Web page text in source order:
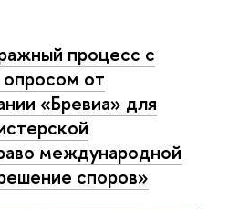
процесс с
от
«Бревиа» для
международной
споров»